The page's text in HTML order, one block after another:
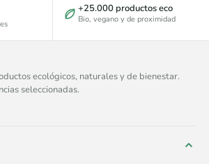
+25.000 productos eco
Bio, vegano y de proximidad
ecológicos, naturales y de bienestar.
seleccionadas.